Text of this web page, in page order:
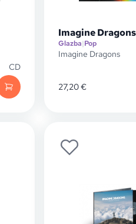
CD
Imagine
Glazba|Pop
Imagine Dragons
27,20€